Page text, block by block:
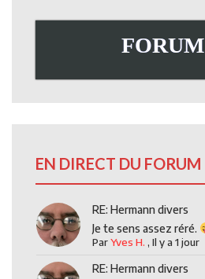
FORUM
EN DIRECT DU FORUM
RE: Hermann divers
Je te sens assez réré.
ParYves H. ,Il y a 1 jour
RE: Hermann divers